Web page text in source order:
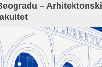
– Arhitektonski